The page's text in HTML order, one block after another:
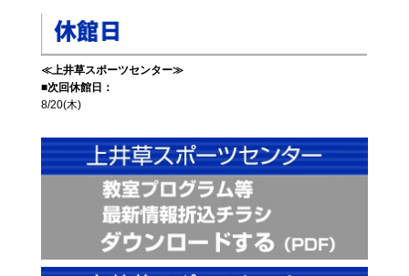
≪上井草スポーツセンター≫
■次回休館日：
8/20(木)